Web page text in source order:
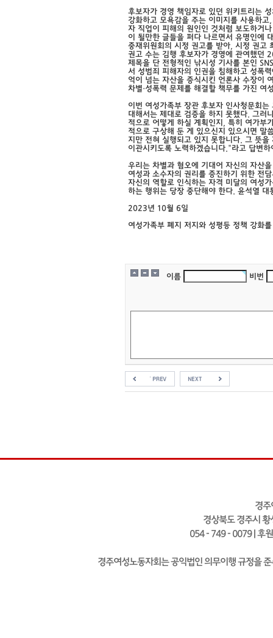
후보자가 경영 책임자로 있던 위키트리는
강화하고 모욕감을 주는 이미지를 사용하
자 직업이 피해의 원인인 것처럼 보도하거
이 될만한 글들을 퍼다 나르면서 유명인에
중재위원회의 시정 권고를 받아, 시정 권고
권고 수는 김행 후보자가 경영에 관여했던
제목을 단 전형적인 낚시성 기사를 본인
서 성범죄 피해자의 인권을 침해하고 성폭
억이 넘는 자산을 증식시킨 언론사 수장이
차별·성폭력 문제를 해결할 책무를 가진
이번 여성가족부 장관 후보자 인사청문회
대해서는 제대로 검증을 하지 못했다. 그러
적으로 어떻게 하실 계획인지, 특히 여가부
적으로 구상해 둔 게 있으신지 있으시면 말
지만 전혀 실행되고 있지 못합니다. 그 뜻
이관시키도록 노력하겠습니다.”라고 답변
우리는 차별과 혐오에 기대어 자신의 자산
여성과 소수자의 권리를 증진하기 위한 전
자신의 역할로 인식하는 자격 미달의 여성
하는 행위는 당장 중단해야 한다. 윤석열
2023년 10월 6일
여성가족부 폐지 저지와 성평등 정책 강화
이름 비번
경주
경상북도 경주시
054 - 749 - 0079 | 후
경주여성노동자회는 공익법인 의무이행 규정을